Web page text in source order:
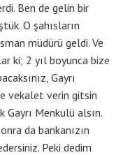
Ben de gelin bir
O şahısların
müdürü geldi. Ve
ki; 2 yıl boyunca bize
Gayrı
vekalet verin gitsin
Menkulü alsın.
da bankanızın
Peki dedim